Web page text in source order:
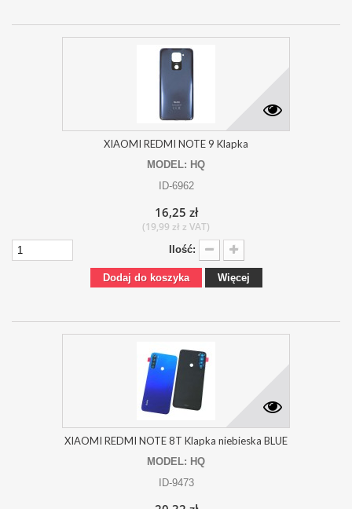
XIAOMI REDMI NOTE 9 Klapka
MODEL: HQ
ID-6962
16,25 zł
(19,99 zł z VAT)
Ilość:
Dodaj do koszyka Więcej
XIAOMI REDMI NOTE 8T Klapka niebieska BLUE
MODEL: HQ
ID-9473